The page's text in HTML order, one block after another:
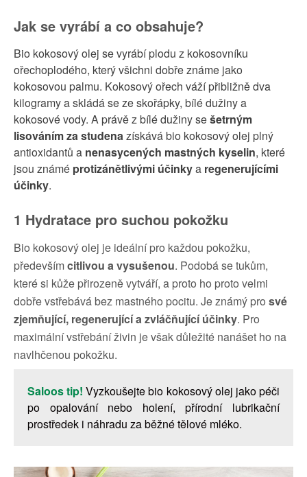
Jak se vyrábí a co obsahuje?
Bio kokosový olej se vyrábí plodu z kokosovníku
ořechoplodého, který všichni dobře známe jako
kokosovou palmu. Kokosový ořech váží přibližně dva
kilogramy a skládá se ze skořápky, bílé dužiny a
kokosové vody. A právě z bílé dužiny sešetrným
lisováním za studenazískává bio kokosový olej plný
antioxidantů a nenasycených mastných kyselin, které
jsou známé protizánětlivými účinkya regenerujícími
účinky.
1 Hydratace pro suchou pokožku
Bio kokosový olej je ideální pro každou pokožku,
předevšímcitlivou a vysušenou. Podobá se tukům,
které si kůže přirozeně vytváří, a proto ho proto velmi
dobře vstřebává bez mastného pocitu. Je známý pro své
zjemňující, regenerující a zvláčňující účinky. Pro
maximální vstřebání živin je však důležité nanášet ho na
navlhčenou pokožku.
Saloos tip!Vyzkoušejte bio kokosový olej jako péči
po opalování nebo holení, přírodní lubrikační
prostředek i náhradu za běžné tělové mléko.